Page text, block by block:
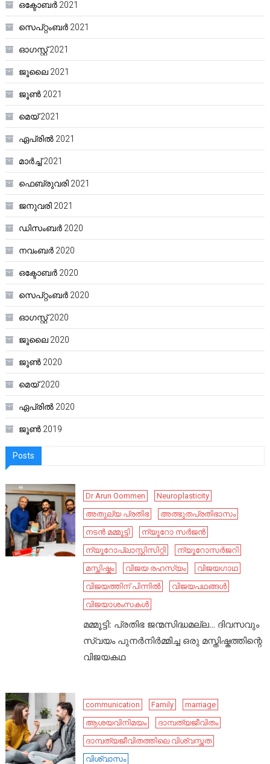
ഒക്ടോബർ 2021
സെപ്റ്റംബർ 2021
ഓഗസ്റ്റ്‌ 2021
ജൂലൈ 2021
ജൂൺ 2021
മെയ്‌ 2021
ഏപ്രിൽ 2021
മാർച്ച്‌ 2021
ഫെബ്രുവരി 2021
ജനുവരി 2021
ഡിസംബർ 2020
നവംബർ 2020
ഒക്ടോബർ 2020
സെപ്റ്റംബർ 2020
ഓഗസ്റ്റ്‌ 2020
ജൂലൈ 2020
ജൂൺ 2020
മെയ്‌ 2020
ഏപ്രിൽ 2020
ജൂൺ 2019
Posts
Dr Arun Oommen
Neuroplasticity
അതുല്യ പ്രതിഭ
അത്ഭുതപ്രതിഭാസം
നടൻ മമ്മൂട്ടി
ന്യൂറോ സർജൻ
ന്യൂറോപ്ലാസ്റ്റിസിറ്റി
ന്യൂറോസർജറി
മസ്തിഷ്കം
വിജയ രഹസ്യം
വിജയഗാഥ
വിജയത്തിന് പിന്നിൽ
വിജയപഥങ്ങൾ
വിജയാശംസകൾ
മമ്മൂട്ടി: പ്രതിഭ ജന്മസിദ്ധമല്ല… ദിവസവും
സ്വയം പുനർനിർമ്മിച്ച ഒരു മസ്തിഷ്കത്തിന്റെ
വിജയകഥ
communication Family
marriage
ആശയവിനിമയം
ദാമ്പത്യജീവിതം
ദാമ്പത്യജീവിതത്തിലെ വിശ്വസ്തത
വിശ്വാസം